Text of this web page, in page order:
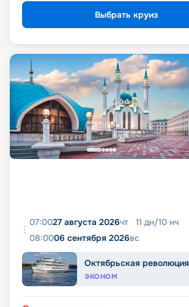
Выбрать круиз
07:0027 августа 2026чт 11 дн/10 нч
08:0006 сентября 2026вс
Октябрьская революция
ЭКОНОМ